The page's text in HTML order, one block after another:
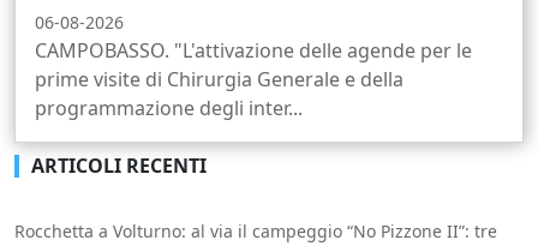
06-08-2026
CAMPOBASSO. "L'attivazione delle agende per le
prime visite di Chirurgia Generale e della
programmazione degli inter...
ARTICOLI RECENTI
Rocchetta a Volturno: al via il campeggio “No Pizzone II”: tre